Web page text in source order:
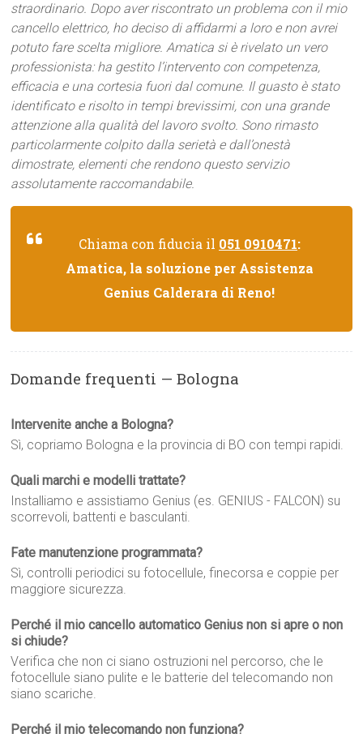
straordinario. Dopo aver riscontrato un problema con il mio
cancello elettrico, ho deciso di affidarmi a loro e non avrei
potuto fare scelta migliore. Amatica si è rivelato un vero
professionista: ha gestito l’intervento con competenza,
efficacia e una cortesia fuori dal comune. Il guasto è stato
identificato e risolto in tempi brevissimi, con una grande
attenzione alla qualità del lavoro svolto. Sono rimasto
particolarmente colpito dalla serietà e dall’onestà
dimostrate, elementi che rendono questo servizio
assolutamente raccomandabile.
Chiama con fiducia il 051 0910471:
Amatica, la soluzione per Assistenza
Genius Calderara di Reno!
Domande frequenti — Bologna
Intervenite anche a Bologna?
Sì, copriamo Bologna e la provincia di BO con tempi rapidi.
Quali marchi e modelli trattate?
Installiamo e assistiamo Genius (es. GENIUS - FALCON) su
scorrevoli, battenti e basculanti.
Fate manutenzione programmata?
Sì, controlli periodici su fotocellule, finecorsa e coppie per
maggiore sicurezza.
Perché il mio cancello automatico Genius non si apre o non
si chiude?
Verifica che non ci siano ostruzioni nel percorso, che le
fotocellule siano pulite e le batterie del telecomando non
siano scariche.
Perché il mio telecomando non funziona?